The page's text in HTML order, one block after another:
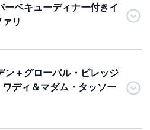
ーベキューディナー付きイ
リ
ン＋グローバル・ビレッジ
ワディ＆マダム・タッソー